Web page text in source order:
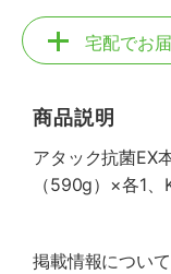
宅配でお
商品説明
アタック抗菌EX
（590g）×各1、
掲載情報について